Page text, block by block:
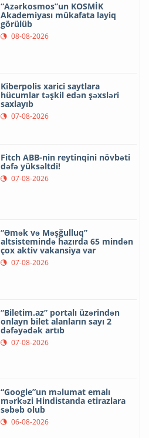
“Azərkosmos”un KOSMİK
Akademiyası mükafata layiq
görülüb
08-08-2026
Kiberpolis xarici saytlara
hücumlar təşkil edən şəxsləri
saxlayıb
07-08-2026
Fitch ABB-nin reytinqini növbəti
dəfə yüksəltdi!
07-08-2026
“Əmək və Məşğulluq”
altsistemində hazırda 65 mindən
çox aktiv vakansiya var
07-08-2026
“Biletim.az” portalı üzərindən
onlayn bilet alanların sayı 2
dəfəyədək artıb
07-08-2026
“Google”un məlumat emalı
mərkəzi Hindistanda etirazlara
səbəb olub
06-08-2026